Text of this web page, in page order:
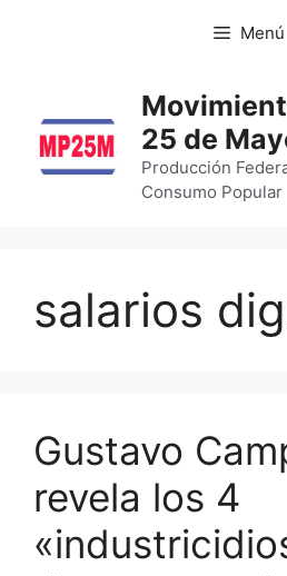
Menú
25 de
Producción
Consumo Popular
salarios
Gustavo
revela los 4